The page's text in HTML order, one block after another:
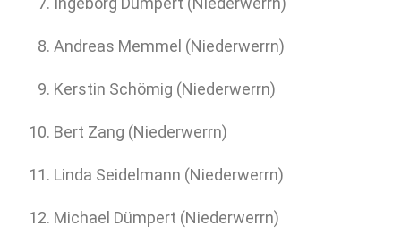
Andreas Memmel (Niederwerrn)
Kerstin Schömig (Niederwerrn)
Bert Zang (Niederwerrn)
Linda Seidelmann (Niederwerrn)
Michael Dümpert (Niederwerrn)